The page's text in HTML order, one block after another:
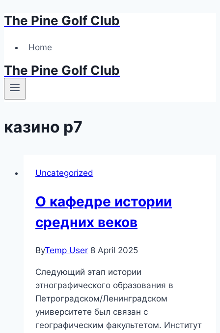
Skip
content
The Pine Golf Club
Home
The Pine Golf Club
казино р7
Uncategorized
О кафедре истории
средних веков
ByTemp User 8 April 2025
Следующий этап истории
этнографического образования в
Петроградском/Ленинградском
университете был связан с
географическим факультетом. Институт